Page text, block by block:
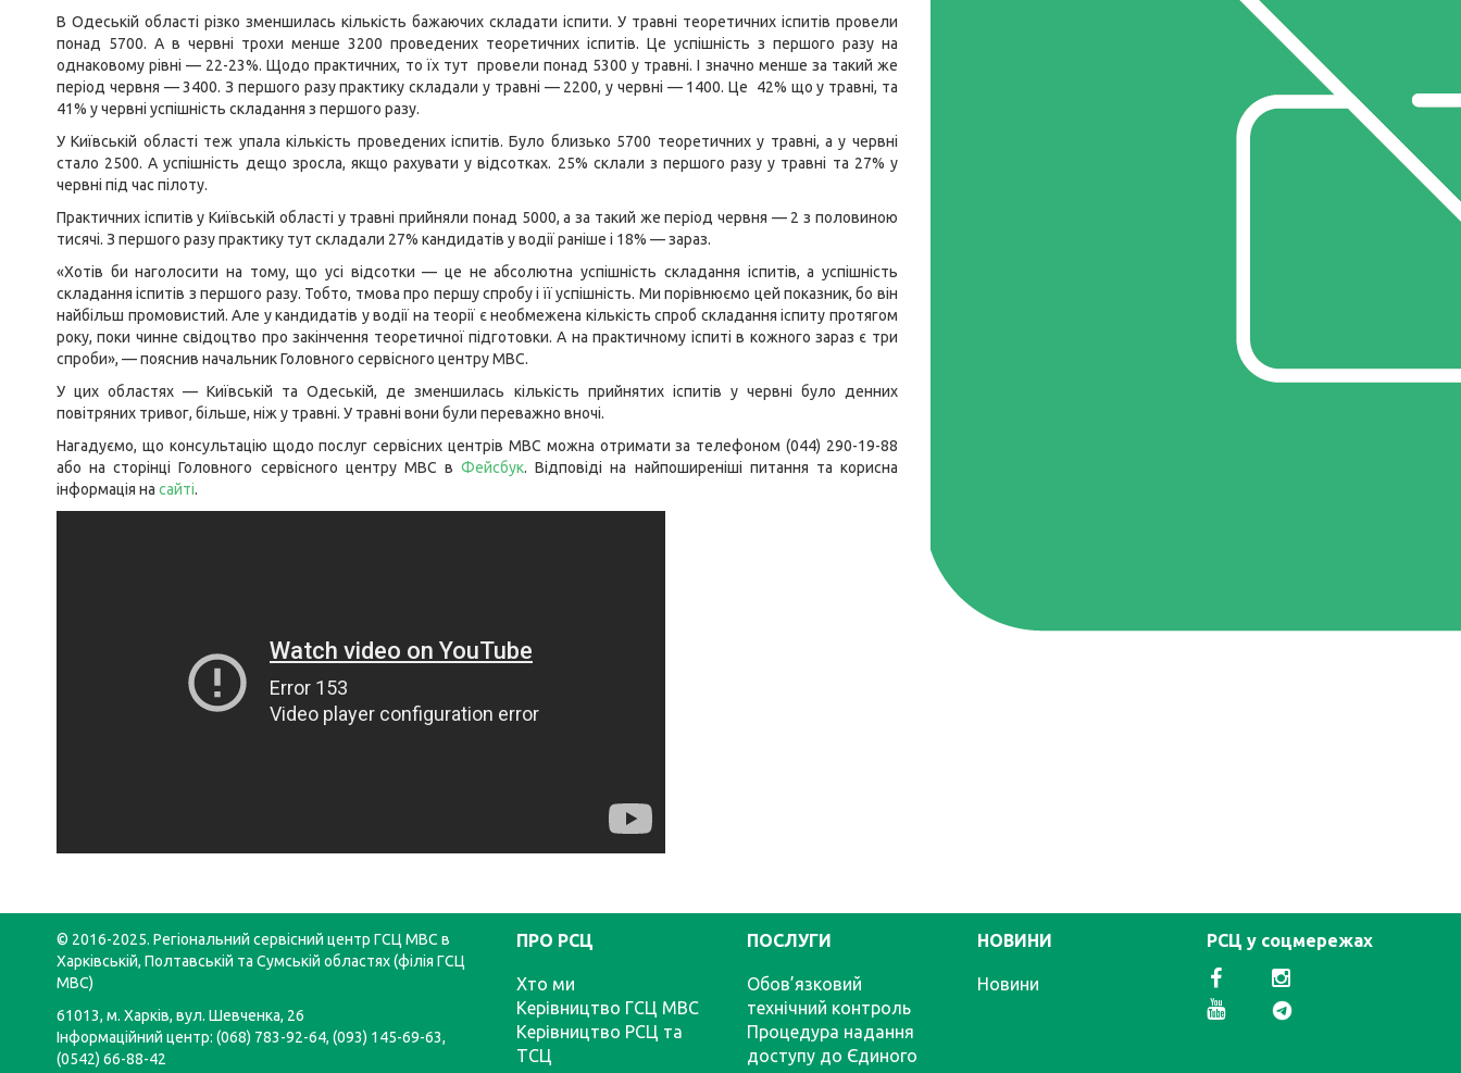
В Одеській області різко зменшилась кількість бажаючих складати іспити. У травні теоретичних іспитів провели
понад 5700. А в червні трохи менше 3200 проведених теоретичних іспитів. Це успішність з першого разу на
однаковому рівні — 22-23%. Щодо практичних, то їх тут провели понад 5300 у травні. І значно менше за такий же
період червня — 3400. З першого разу практику складали у травні — 2200, у червні — 1400. Це 42% що у травні, та
41% у червні успішність складання з першого разу.
У Київській області теж упала кількість проведених іспитів. Було близько 5700 теоретичних у травні, а у червні
стало 2500. А успішність дещо зросла, якщо рахувати у відсотках. 25% склали з першого разу у травні та 27% у
червні під час пілоту.
Практичних іспитів у Київській області у травні прийняли понад 5000, а за такий же період червня — 2 з половиною
тисячі. З першого разу практику тут складали 27% кандидатів у водії раніше і 18% — зараз.
«Хотів би наголосити на тому, що усі відсотки — це не абсолютна успішність складання іспитів, а успішність
складання іспитів з першого разу. Тобто, тмова про першу спробу і її успішність. Ми порівнюємо цей показник, бо він
найбільш промовистий. Але у кандидатів у водії на теорії є необмежена кількість спроб складання іспиту протягом
року, поки чинне свідоцтво про закінчення теоретичної підготовки. А на практичному іспиті в кожного зараз є три
спроби», — пояснив начальник Головного сервісного центру МВС.
У цих областях — Київській та Одеській, де зменшилась кількість прийнятих іспитів у червні було денних
повітряних тривог, більше, ніж у травні. У травні вони були переважно вночі.
Нагадуємо, що консультацію щодо послуг сервісних центрів МВС можна отримати за телефоном (044) 290-19-88
або на сторінці Головного сервісного центру МВС вФейсбук. Відповіді на найпоширеніші питання та корисна
інформація на сайті.
© 2016-2025. Регіональний сервісний центр ГСЦ МВС в
Харківській, Полтавській та Сумській областях (філія ГСЦ
МВС)
61013, м. Харків, вул. Шевченка, 26
Інформаційний центр: (068) 783-92-64, (093) 145-69-63,
(0542) 66-88-42
ПРО РСЦ
Хто ми
Керівництво ГСЦ МВС
Керівництво РСЦ та
ТСЦ
ПОСЛУГИ
Обов’язковий
технічний контроль
Процедура надання
доступу до Єдиного
НОВИНИ
Новини
РСЦ у соцмережах